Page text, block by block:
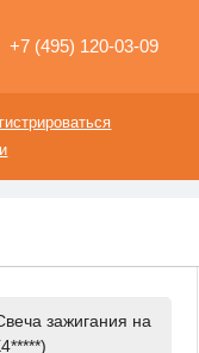
+7 (495) 120-03-09
зажигания на